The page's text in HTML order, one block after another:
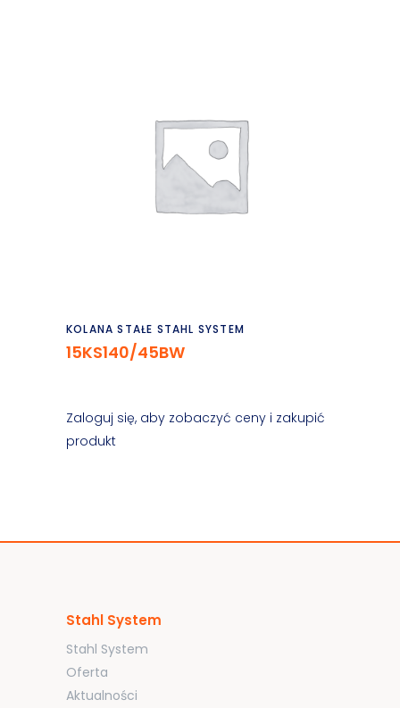
Czytaj dalej
KOLANA STAŁE STAHL SYSTEM
15KS140/45BW
Zaloguj się, aby zobaczyć ceny i zakupić
produkt
Stahl System
Stahl System
Oferta
Aktualności